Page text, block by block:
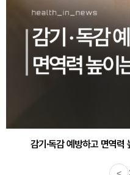
감기·독감 예방하고 면역